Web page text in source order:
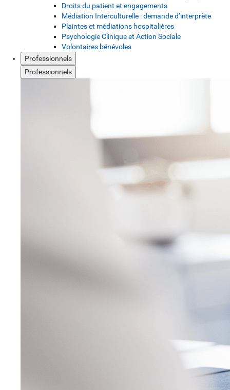
Droits du patient et engagements
Médiation Interculturelle : demande d’interprète
Plaintes et médiations hospitalières
Psychologie Clinique et Action Sociale
Volontaires bénévoles
Professionnels
Professionnels